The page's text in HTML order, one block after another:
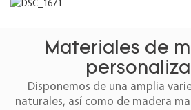
Materiales de
Disponemos de una amplia
naturales, así como de madera